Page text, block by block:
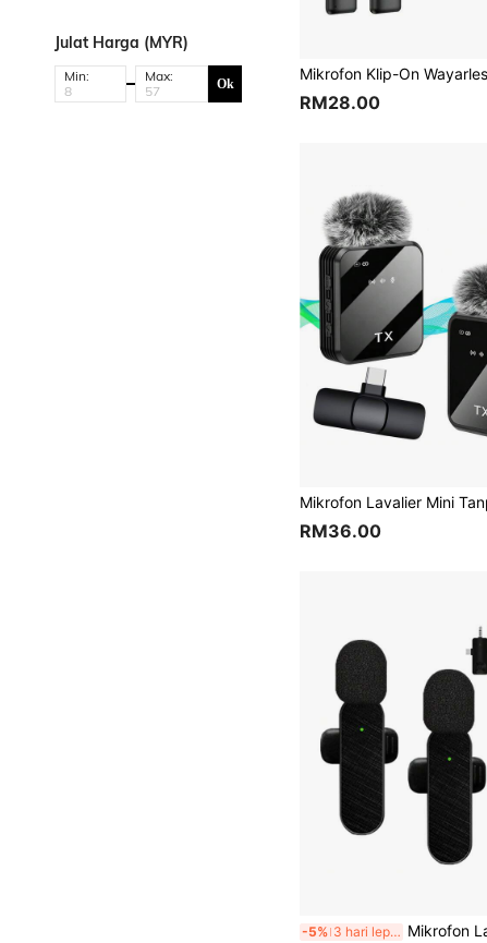
Julat Harga (MYR)
Min: Max: Ok
RM28.00
RM36.00
-5% 3 hari lepas Mikrofon Lavalier Lapel Tanpa Wayar Plug and Play Mini Klip-On untuk Telefon Pintar iOS, Mikrofon Rakaman Tanpa Wayar untuk Vlog, Rakaman